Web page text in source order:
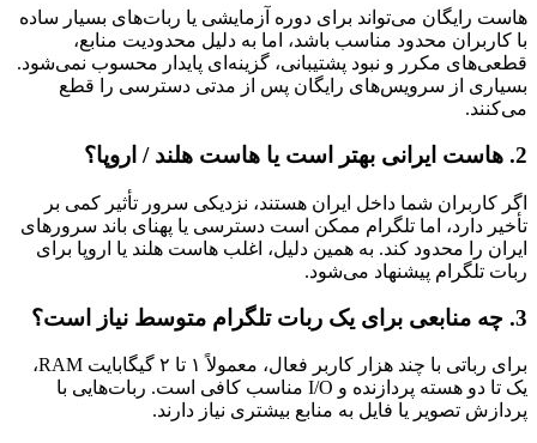
هاست رایگان می‌تواند برای دوره آزمایشی یا ربات‌های بسیار ساده
با کاربران محدود مناسب باشد، اما به دلیل محدودیت منابع،
قطعی‌های مکرر و نبود پشتیبانی، گزینه‌ای پایدار محسوب نمی‌شود.
بسیاری از سرویس‌های رایگان پس از مدتی دسترسی را قطع
می‌کنند.
2. هاست ایرانی بهتر است یا هاست هلند / اروپا؟
اگر کاربران شما داخل ایران هستند، نزدیکی سرور تأثیر کمی بر
تأخیر دارد، اما تلگرام ممکن است دسترسی یا پهنای باند سرورهای
ایران را محدود کند. به همین دلیل، اغلب هاست هلند یا اروپا برای
ربات تلگرام پیشنهاد می‌شود.
3. چه منابعی برای یک ربات تلگرام متوسط نیاز است؟
برای رباتی با چند هزار کاربر فعال، معمولاً ۱ تا ۲ گیگابایت RAM،
یک تا دو هسته پردازنده و I/O مناسب کافی است. ربات‌هایی با
پردازش تصویر یا فایل به منابع بیشتری نیاز دارند.